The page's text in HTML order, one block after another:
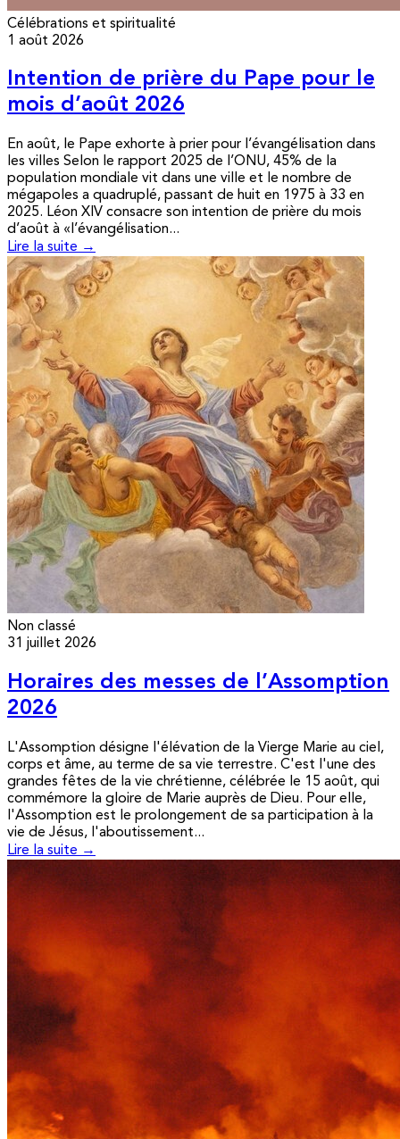
Célébrations et spiritualité
1 août 2026
Intention de prière du Pape pour le
mois d’août 2026
En août, le Pape exhorte à prier pour l’évangélisation dans
les villes Selon le rapport 2025 de l’ONU, 45% de la
population mondiale vit dans une ville et le nombre de
mégapoles a quadruplé, passant de huit en 1975 à 33 en
2025. Léon XIV consacre son intention de prière du mois
d’août à «l’évangélisation...
Lire la suite →
Non classé
31 juillet 2026
Horaires des messes de l’Assomption
2026
L'Assomption désigne l'élévation de la Vierge Marie au ciel,
corps et âme, au terme de sa vie terrestre. C'est l'une des
grandes fêtes de la vie chrétienne, célébrée le 15 août, qui
commémore la gloire de Marie auprès de Dieu. Pour elle,
l'Assomption est le prolongement de sa participation à la
vie de Jésus, l'aboutissement...
Lire la suite →